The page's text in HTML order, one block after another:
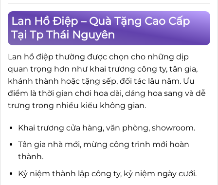
Lan Hồ Điệp – Quà Tặng Cao Cấp
Tại Tp Thái Nguyên
Lan hồ điệp thường được chọn cho những dịp
quan trọng hơn như khai trương công ty, tân gia,
khánh thành hoặc tặng sếp, đối tác lâu năm. Ưu
điểm là thời gian chơi hoa dài, dáng hoa sang và dễ
trưng trong nhiều kiểu không gian.
Khai trương cửa hàng, văn phòng, showroom.
Tân gia nhà mới, mừng công trình mới hoàn
thành.
Kỷ niệm thành lập công ty, kỷ niệm ngày cưới.